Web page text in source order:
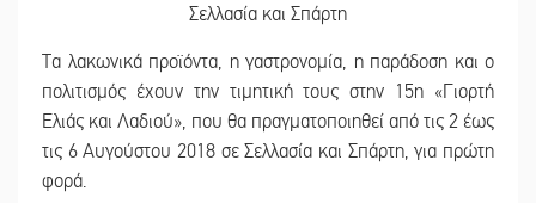
Τα λακωνικά προϊόντα, η γαστρονομία, η παράδοση και ο
πολιτισμός έχουν την τιμητική τους στην 15η «Γιορτή
Ελιάς και Λαδιού», που θα πραγματοποιηθεί από τις 2 έως
τις 6 Αυγούστου 2018 σε Σελλασία και Σπάρτη, για πρώτη
φορά.